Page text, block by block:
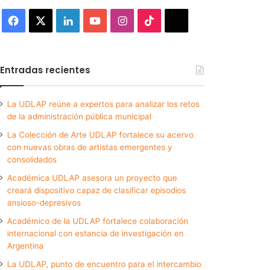
Facebook LinkedInYouTubeInstagram
Entradas recientes
La UDLAP reúne a expertos para analizar los retos
de la administración pública municipal
La Colección de Arte UDLAP fortalece su acervo
con nuevas obras de artistas emergentes y
consolidados
Académica UDLAP asesora un proyecto que
creará dispositivo capaz de clasificar episodios
ansioso-depresivos
Académico de la UDLAP fortalece colaboración
internacional con estancia de investigación en
Argentina
La UDLAP, punto de encuentro para el intercambio